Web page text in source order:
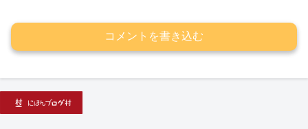
コメントを書き込む